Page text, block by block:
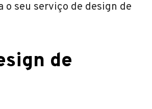
o seu serviço de design de
de